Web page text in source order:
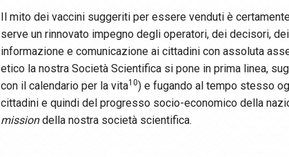
Il mito dei vaccini suggeriti per essere venduti è
serve un rinnovato impegno degli operatori, dei decisori,
informazione e comunicazione ai cittadini con assoluta
etico la nostra Società Scientifica si pone in prima linea,
con il calendario per la vita10) e fugando al tempo stesso
cittadini e quindi del progresso socio-economico della
missiondella nostra società scientifica.